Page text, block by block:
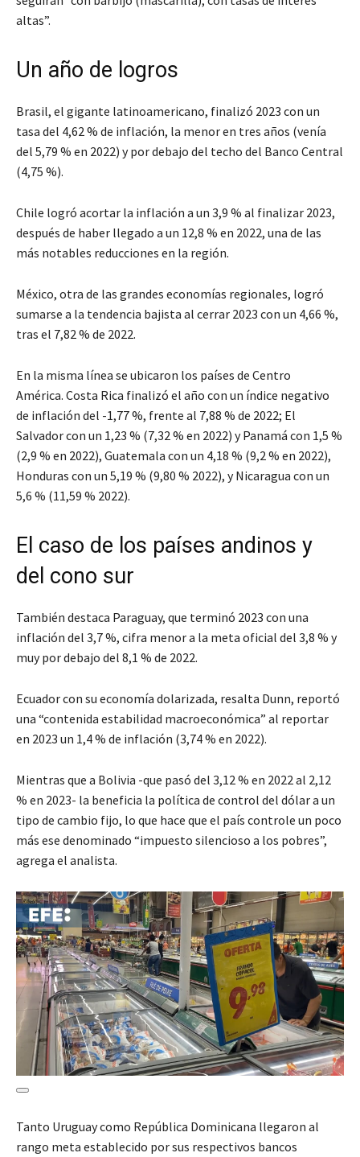
altas”.
Un año de logros
Brasil, el gigante latinoamericano, finalizó 2023 con un
tasa del 4,62 % de inflación, la menor en tres años (venía
del 5,79 % en 2022) y por debajo del techo del Banco Central
(4,75 %).
Chile logró acortar la inflación a un 3,9 % al finalizar 2023,
después de haber llegado a un 12,8 % en 2022, una de las
más notables reducciones en la región.
México, otra de las grandes economías regionales, logró
sumarse a la tendencia bajista al cerrar 2023 con un 4,66 %,
tras el 7,82 % de 2022.
En la misma línea se ubicaron los países de Centro
América. Costa Rica finalizó el año con un índice negativo
de inflación del -1,77 %, frente al 7,88 % de 2022; El
Salvador con un 1,23 % (7,32 % en 2022) y Panamá con 1,5 %
(2,9 % en 2022), Guatemala con un 4,18 % (9,2 % en 2022),
Honduras con un 5,19 % (9,80 % 2022), y Nicaragua con un
5,6 % (11,59 % 2022).
El caso de los países andinos y
del cono sur
También destaca Paraguay, que terminó 2023 con una
inflación del 3,7 %, cifra menor a la meta oficial del 3,8 % y
muy por debajo del 8,1 % de 2022.
Ecuador con su economía dolarizada, resalta Dunn, reportó
una “contenida estabilidad macroeconómica” al reportar
en 2023 un 1,4 % de inflación (3,74 % en 2022).
Mientras que a Bolivia -que pasó del 3,12 % en 2022 al 2,12
% en 2023- la beneficia la política de control del dólar a un
tipo de cambio fijo, lo que hace que el país controle un poco
más ese denominado “impuesto silencioso a los pobres”,
agrega el analista.
Tanto Uruguay como República Dominicana llegaron al
rango meta establecido por sus respectivos bancos